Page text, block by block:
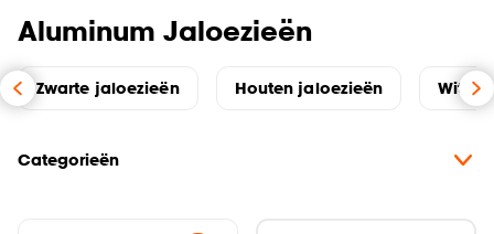
Aluminum Jaloezieën
Zwarte jaloezieën Houten jaloezieën Witte
Categorieën